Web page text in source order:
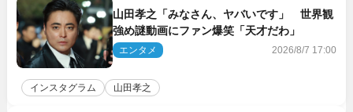
山田孝之「みなさん、ヤバいです」 世界観
強め謎動画にファン爆笑「天才だわ」
エンタメ 2026/8/7 17:00
インスタグラム 山田孝之